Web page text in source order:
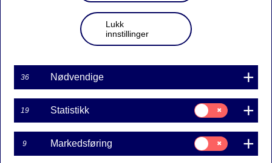
Gjør deg kjent med våre fond
Fond
Hva er et kombinasjonsfond?
Et kombinasjonsfond kan være satt sammen på
forskjellige måter, men består som oftest av en
Lukk
innstillinger
36 Nødvendige
19 Statistikk
Samtykke
til:
Statistikk
9 Markedsføring
Samtykke
til:
Markedsføring